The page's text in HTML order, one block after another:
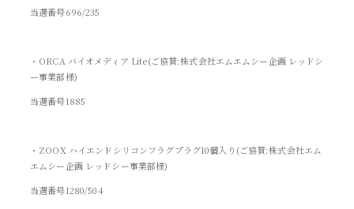
当選番号696/235
・ORCA バイオメディア Lite(ご協賛:株式会社エムエムシー企画 レッドシ
ー事業部様)
当選番号1885
・ZOOX ハイエンドシリコンフラグプラグ10個入り(ご協賛:株式会社エム
エムシー企画 レッドシー事業部様)
当選番号1280/504